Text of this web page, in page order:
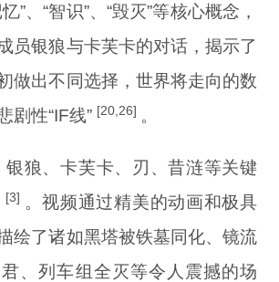
”、“智识”、“毁灭”等核心概念，
员银狼与卡芙卡的对话，揭示了
做出不同选择，世界将走向的数
剧性“IF线” [20,26] 。
银狼、卡芙卡、刃、昔涟等关键
[3] 。视频通过精美的动画和极具
绘了诸如黑塔被铁墓同化、镜流
、列车组全灭等令人震撼的场